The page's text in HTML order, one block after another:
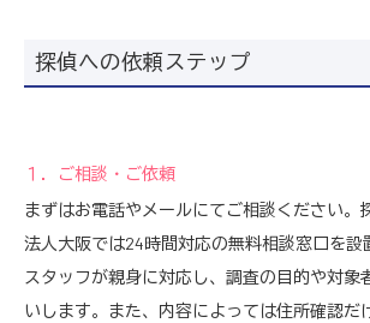
探偵への依頼ステップ
１．ご相談・ご依頼
まずはお電話やメールにてご相談ください。
法人大阪では24時間対応の無料相談窓口を設
スタッフが親身に対応し、調査の目的や対象
いします。また、内容によっては住所確認だ